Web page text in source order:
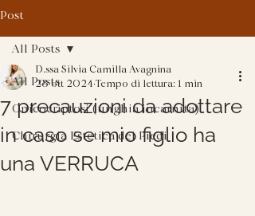
Post
All Posts
Onicocriptosi (unghia incarnita)
Chirurgia Estetica dei Piedi
All Posts
7 precauzioni da adottare
in caso se mio figlio ha
una VERRUCA
D.ssa Silvia Camilla Avagnina
28 ott 2024
Tempo di lettura: 1 min